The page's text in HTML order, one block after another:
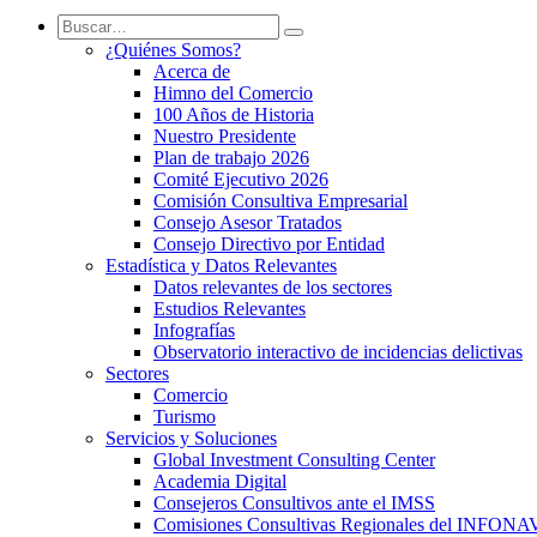
¿Quiénes Somos?
Acerca de
Himno del Comercio
100 Años de Historia
Nuestro Presidente
Plan de trabajo 2026
Comité Ejecutivo 2026
Comisión Consultiva Empresarial
Consejo Asesor Tratados
Consejo Directivo por Entidad
Estadística y Datos Relevantes
Datos relevantes de los sectores
Estudios Relevantes
Infografías
Observatorio interactivo de incidencias delictivas
Sectores
Comercio
Turismo
Servicios y Soluciones
Global Investment Consulting Center
Academia Digital
Consejeros Consultivos ante el IMSS
Comisiones Consultivas Regionales del